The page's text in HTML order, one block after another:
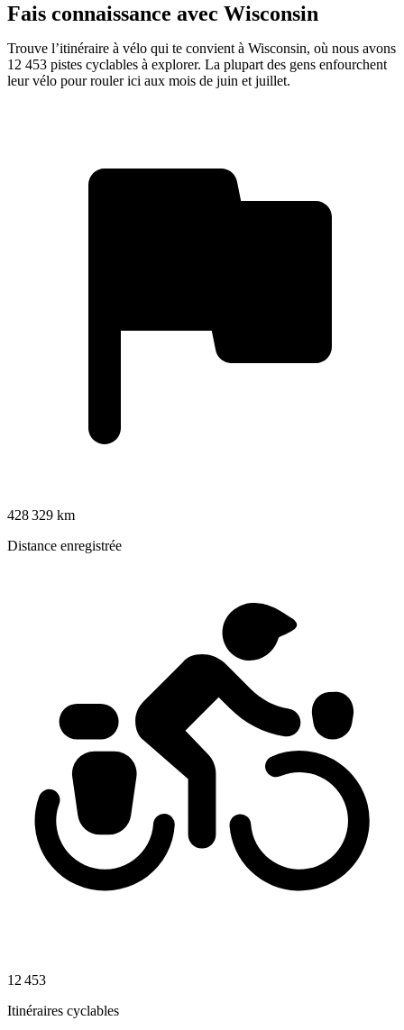
Fais connaissance avec Wisconsin
Trouve l’itinéraire à vélo qui te convient à Wisconsin, où nous avons
12 453 pistes cyclables à explorer. La plupart des gens enfourchent
leur vélo pour rouler ici aux mois de juin et juillet.
428 329 km
Distance enregistrée
12 453
Itinéraires cyclables